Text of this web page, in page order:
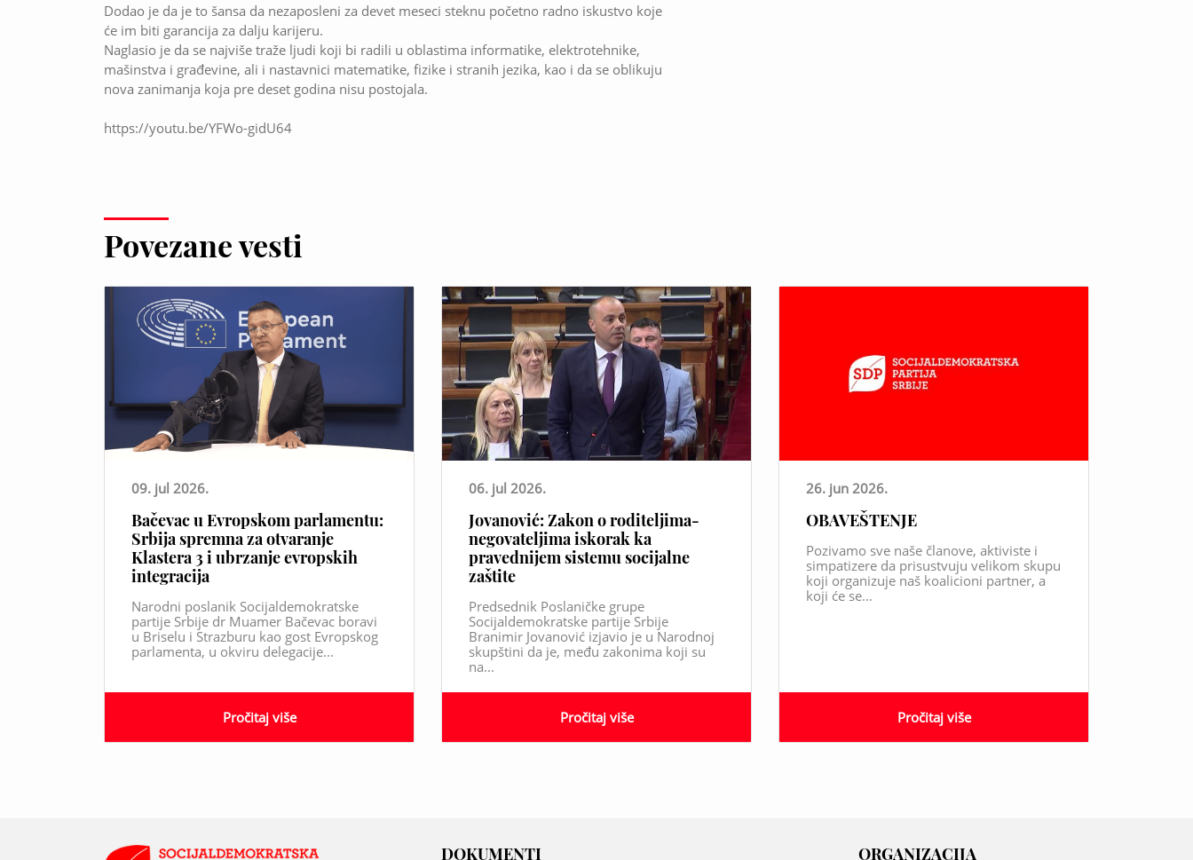
Dodao je da je to šansa da nezaposleni za devet meseci steknu početno radno iskustvo koje
će im biti garancija za dalju karijeru.
Naglasio je da se najviše traže ljudi koji bi radili u oblastima informatike, elektrotehnike,
mašinstva i građevine, ali i nastavnici matematike, fizike i stranih jezika, kao i da se oblikuju
nova zanimanja koja pre deset godina nisu postojala.
https://youtu.be/YFWo-gidU64
Povezane vesti
09. jul 2026.
Bačevac u Evropskom parlamentu:
Srbija spremna za otvaranje
Klastera 3 i ubrzanje evropskih
integracija
Narodni poslanik Socijaldemokratske
partije Srbije dr Muamer Bačevac boravi
u Briselu i Strazburu kao gost Evropskog
parlamenta, u okviru delegacije...
Pročitaj više
06. jul 2026.
Jovanović: Zakon o roditeljima-
negovateljima iskorak ka
pravednijem sistemu socijalne
zaštite
Predsednik Poslaničke grupe
Socijaldemokratske partije Srbije
Branimir Jovanović izjavio je u Narodnoj
skupštini da je, među zakonima koji su
na...
Pročitaj više
26. jun 2026.
OBAVEŠTENJE
Pozivamo sve naše članove, aktiviste i
simpatizere da prisustvuju velikom skupu
koji organizuje naš koalicioni partner, a
koji će se...
Pročitaj više
DOKUMENTI ORGANIZACIJA